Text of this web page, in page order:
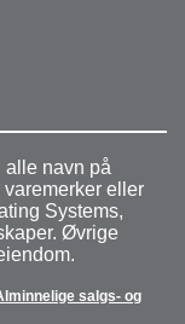
alle navn på
eller
Systems,
Øvrige
salgs- og